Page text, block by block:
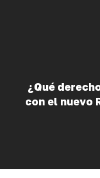
¿Qué
con el nuevo